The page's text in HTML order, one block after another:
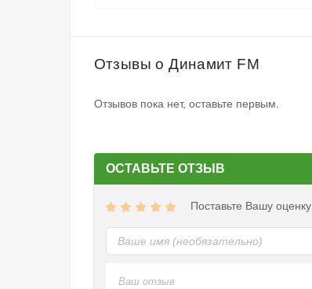
Отзывы о Динамит FM
Отзывов пока нет, оставьте первым.
ОСТАВЬТЕ ОТЗЫВ
Поставьте Вашу оценку